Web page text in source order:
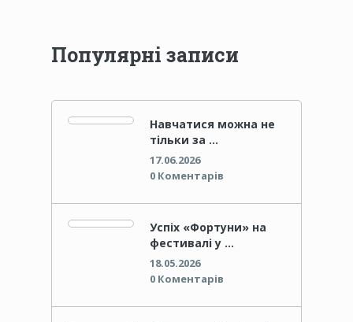
Популярні записи
Навчатися можна не
тільки за …
17.06.2026
0 Коментарів
Успіх «Фортуни» на
фестивалі у …
18.05.2026
0 Коментарів